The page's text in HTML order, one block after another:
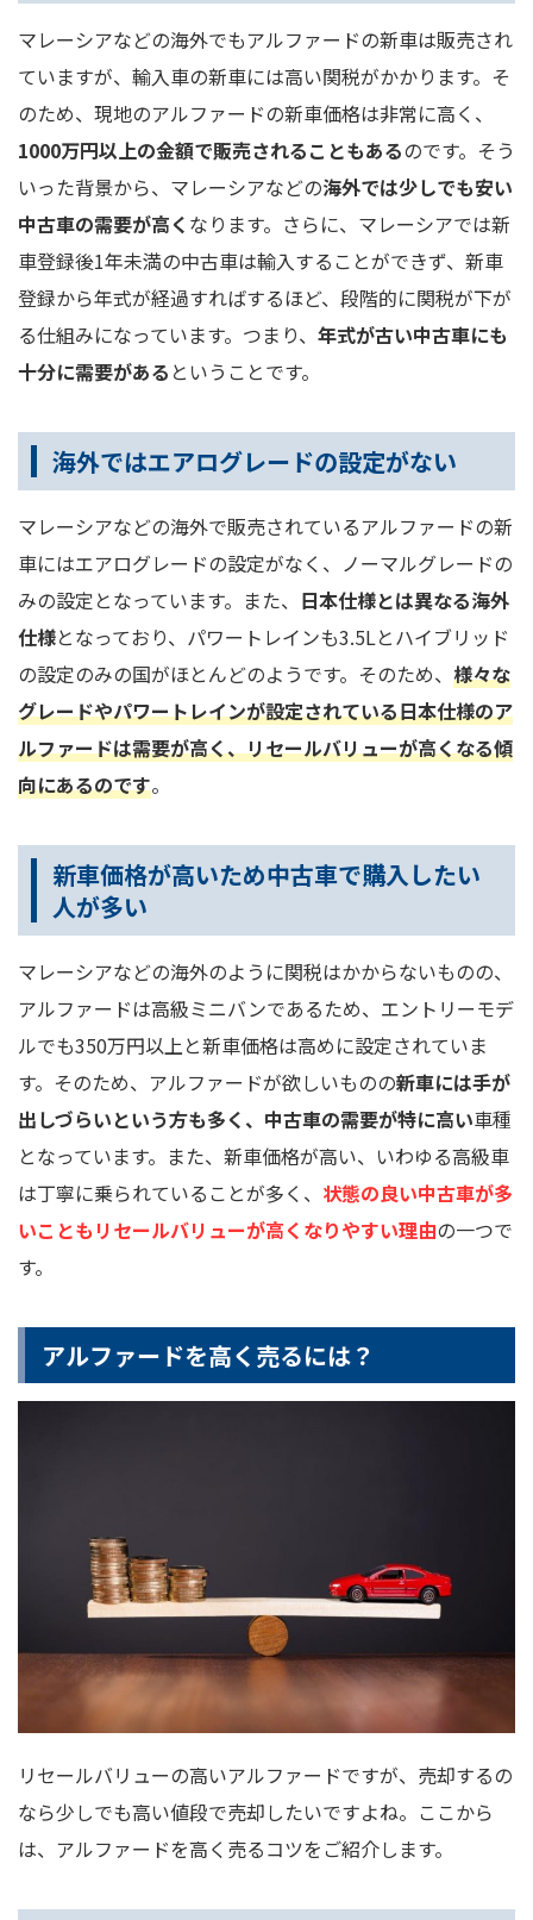
マレーシアなどの海外でもアルファードの新車は販売され
ていますが、輸入車の新車には高い関税がかかります。そ
のため、現地のアルファードの新車価格は非常に高く、
1000万円以上の金額で販売されることもあるのです。そう
いった背景から、マレーシアなどの海外では少しでも安い
中古車の需要が高く なります。さらに、マレーシアでは新
車登録後1年未満の中古車は輸入することができず、新車
登録から年式が経過すればするほど、段階的に関税が下が
る仕組みになっています。つまり、 年式が古い中古車にも
十分に需要がある ということです。
海外ではエアログレードの設定がない
マレーシアなどの海外で販売されているアルファードの新
車にはエアログレードの設定がなく、ノーマルグレードの
みの設定となっています。また、 日本仕様とは異なる海外
仕様となっており、パワートレインも3.5Lとハイブリッド
の設定のみの国がほとんどのようです。そのため、 様々な
グレードやパワートレインが設定されている日本仕様のア
ルファードは需要が高く、リセールバリューが高くなる傾
向にあるのです。
新車価格が高いため中古車で購入したい
人が多い
マレーシアなどの海外のように関税はかからないものの、
アルファードは高級ミニバンであるため、エントリーモデ
ルでも350万円以上と新車価格は高めに設定されていま
す。そのため、アルファードが欲しいものの新車には手が
出しづらいという方も多く、中古車の需要が特に高い車種
となっています。また、新車価格が高い、いわゆる高級車
は丁寧に乗られていることが多く、 状態の良い中古車が多
いこともリセールバリューが高くなりやすい理由の一つで
す。
アルファードを高く売るには？
リセールバリューの高いアルファードですが、売却するの
なら少しでも高い値段で売却したいですよね。ここから
は、アルファードを高く売るコツをご紹介します。